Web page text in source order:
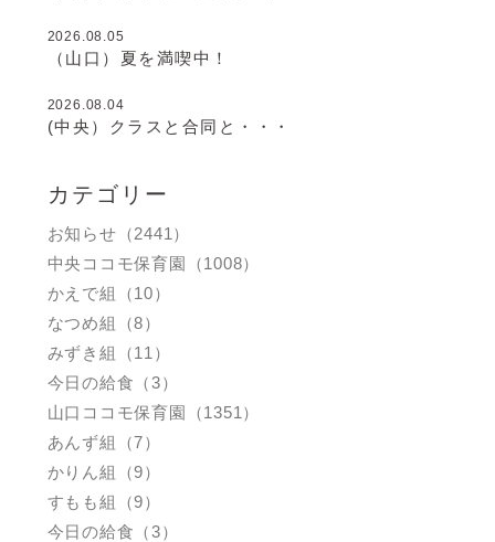
2026.08.05
（山口）夏を満喫中！
2026.08.04
(中央）クラスと合同と・・・
カテゴリー
お知らせ（2441）
中央ココモ保育園（1008）
かえで組（10）
なつめ組（8）
みずき組（11）
今日の給食（3）
山口ココモ保育園（1351）
あんず組（7）
かりん組（9）
すもも組（9）
今日の給食（3）